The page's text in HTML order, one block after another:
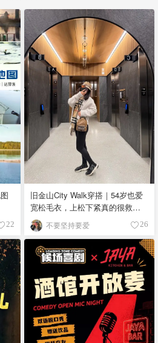
22
旧金山City Walk穿搭｜54岁也爱
宽松毛衣，上松下紧真的很救比
例
不要坚持要爱 26